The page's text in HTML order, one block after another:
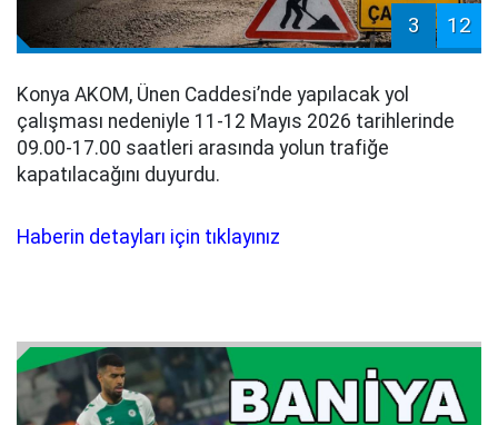
3 12
Konya AKOM, Ünen Caddesi’nde yapılacak yol
çalışması nedeniyle 11-12 Mayıs 2026 tarihlerinde
09.00-17.00 saatleri arasında yolun trafiğe
kapatılacağını duyurdu.
Haberin detayları için tıklayınız